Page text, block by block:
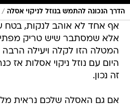
הדרך הנכונה להתמש בנוזל לניקוי אסלה /
אף אחד לא אוהב לנקות, בטח
אלא שמסתבר שיש טריק
המטלה הזו לקלה ויעילה הרבה
היום עם נוזל ניקוי אסלות
זה נכון.
אם גם האסלה שלכם נראית